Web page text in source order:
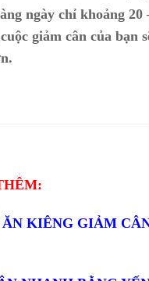
ngày chỉ khoảng 20
giảm cân của bạn
KIÊNG GIẢM